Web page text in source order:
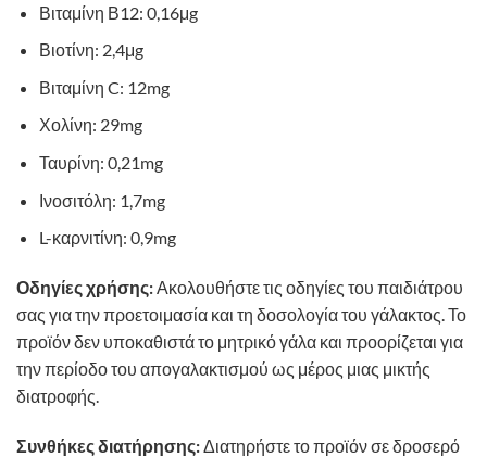
Βιταμίνη Β12: 0,16μg
Βιοτίνη: 2,4μg
Βιταμίνη C: 12mg
Χολίνη: 29mg
Ταυρίνη: 0,21mg
Ινοσιτόλη: 1,7mg
L-καρνιτίνη: 0,9mg
Οδηγίες χρήσης:Ακολουθήστε τις οδηγίες του παιδιάτρου
σας για την προετοιμασία και τη δοσολογία του γάλακτος. Το
προϊόν δεν υποκαθιστά το μητρικό γάλα και προορίζεται για
την περίοδο του απογαλακτισμού ως μέρος μιας μικτής
διατροφής.
Συνθήκες διατήρησης:Διατηρήστε το προϊόν σε δροσερό